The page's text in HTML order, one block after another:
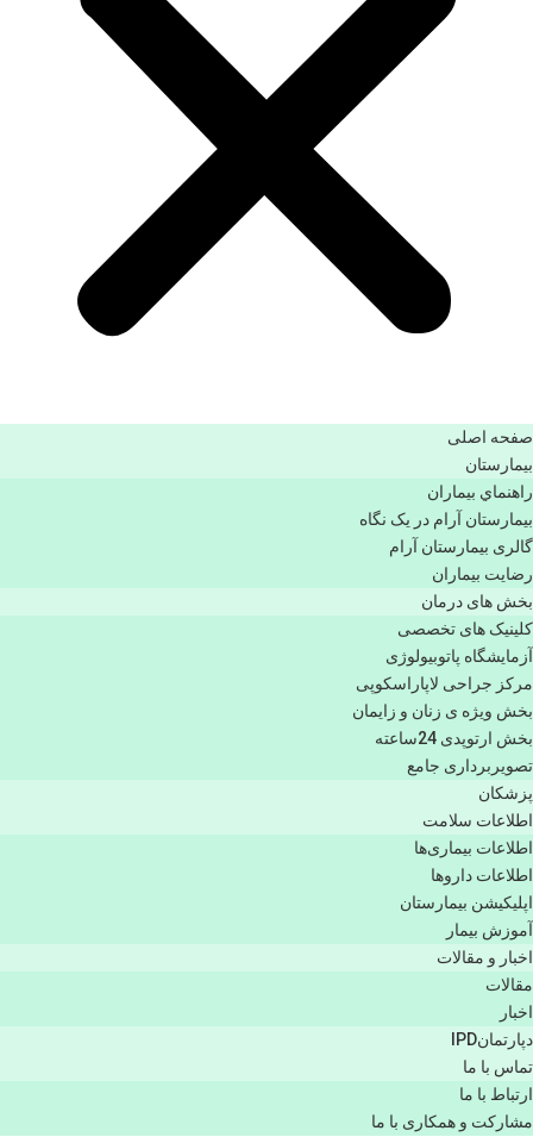
صفحه اصلی
بيمارستان
راهنماي بیماران
بیمارستان آرام در یک نگاه
گالری بیمارستان آرام
رضایت بیماران
بخش های درمان
کلینیک های تخصصی
آزمایشگاه پاتوبیولوژی
مرکز جراحی لاپاراسکوپی
بخش ویژه ی زنان و زایمان
بخش ارتوپدی 24ساعته
تصویربرداری جامع
پزشكان
اطلاعات سلامت
اطلاعات بیماری‌ها
اطلاعات دارو‌ها
اپليكيشن بيمارستان
آموزش بیمار
اخبار و مقالات
مقالات
اخبار
دپارتمانIPD
تماس با ما
ارتباط با ما
مشاركت و همكاری با ما